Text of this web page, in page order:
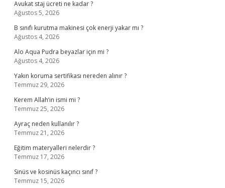
Avukat staj ücreti ne kadar ?
Ağustos 5, 2026
B sınıfı kurutma makinesi çok enerji yakar mı ?
Ağustos 4, 2026
Alo Aqua Pudra beyazlar için mi ?
Ağustos 4, 2026
Yakın koruma sertifikası nereden alınır ?
Temmuz 29, 2026
Kerem Allah’ın ismi mi ?
Temmuz 25, 2026
Ayraç neden kullanılır ?
Temmuz 21, 2026
Eğitim materyalleri nelerdir ?
Temmuz 17, 2026
Sinüs ve kosinüs kaçıncı sınıf ?
Temmuz 15, 2026